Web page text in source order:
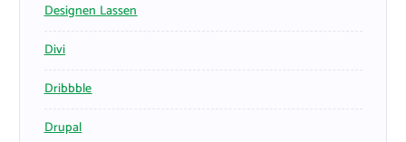
Designen Lassen
Divi
Dribbble
Drupal